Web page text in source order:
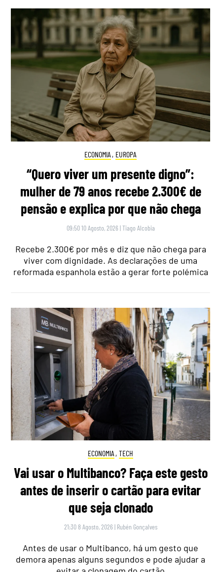
ECONOMIA , EUROPA
“Quero viver um presente digno”:
mulher de 79 anos recebe 2.300€ de
pensão e explica por que não chega
09:50 10 Agosto, 2026 |Tiago Alcobia
Recebe 2.300€ por mês e diz que não chega para
viver com dignidade. As declarações de uma
reformada espanhola estão a gerar forte polémica
ECONOMIA , TECH
Vai usar o Multibanco? Faça este gesto
antes de inserir o cartão para evitar
que seja clonado
21:30 8 Agosto, 2026 | Rubén Gonçalves
Antes de usar o Multibanco, há um gesto que
demora apenas alguns segundos e pode ajudar a